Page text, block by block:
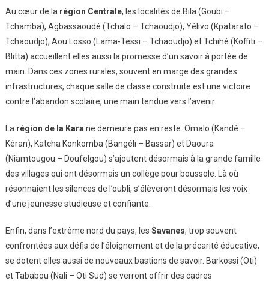
Au cœur de la région Centrale, les localités de Bila (Goubi –
Tchamba), Agbassaoudé (Tchalo – Tchaoudjo), Yélivo (Kpatarato –
Tchaoudjo), Aou Losso (Lama-Tessi – Tchaoudjo) et Tchihé (Koffiti –
Blitta) accueillent elles aussi la promesse d’un savoir à portée de
main. Dans ces zones rurales, souvent en marge des grandes
infrastructures, chaque salle de classe construite est une victoire
contre l’abandon scolaire, une main tendue vers l’avenir.
La région de la Kara ne demeure pas en reste. Omalo (Kandé –
Kéran), Katcha Konkomba (Bangéli – Bassar) et Daoura
(Niamtougou – Doufelgou) s’ajoutent désormais à la grande famille
des villages qui ont désormais un collège pour boussole. Là où
résonnaient les silences de l’oubli, s’élèveront désormais les voix
d’une jeunesse studieuse et confiante.
Enfin, dans l’extrême nord du pays, les Savanes, trop souvent
confrontées aux défis de l’éloignement et de la précarité éducative,
se dotent elles aussi de nouveaux bastions de savoir. Barkossi (Oti)
et Tababou (Nali – Oti Sud) se verront offrir des cadres